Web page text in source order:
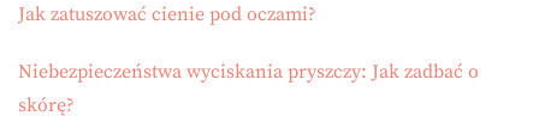
Jak zatuszować cienie pod oczami?
Niebezpieczeństwa wyciskania pryszczy: Jak zadbać o
skórę?